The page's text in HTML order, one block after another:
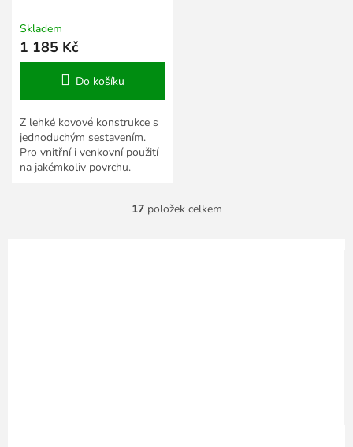
Skladem
1 185 Kč
Do košíku
Z lehké kovové konstrukce s
jednoduchým sestavením.
Pro vnitřní i venkovní použití
na jakémkoliv povrchu.
O
17položek celkem